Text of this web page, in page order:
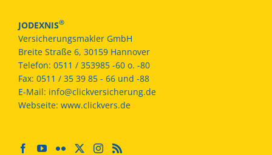
JODEXNIS®
Versicherungsmakler GmbH
Breite Straße 6, 30159 Hannover
Telefon: 0511 / 353985 -60 o. -80
Fax: 0511 / 35 39 85 - 66 und -88
E-Mail: info@clickversicherung.de
Webseite: www.clickvers.de